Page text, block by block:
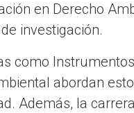
en Derecho
investigación.
como
abordan
Además, la